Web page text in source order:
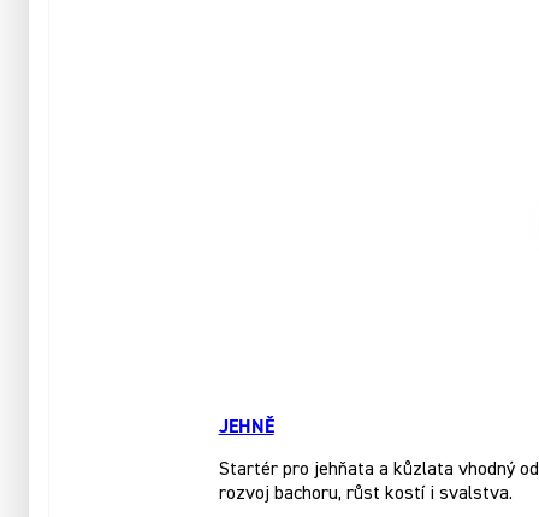
JEHNĚ
Startér pro jehňata a kůzlata vhodný
rozvoj bachoru, růst kostí i svalstva.